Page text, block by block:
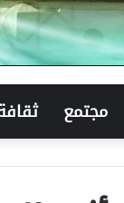
مجتمع